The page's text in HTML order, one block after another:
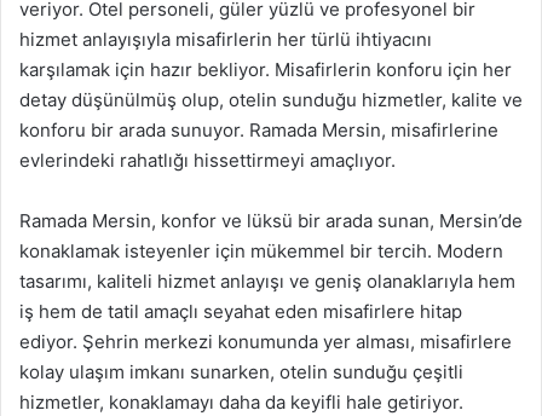
veriyor. Otel personeli, güler yüzlü ve profesyonel bir
hizmet anlayışıyla misafirlerin her türlü ihtiyacını
karşılamak için hazır bekliyor. Misafirlerin konforu için her
detay düşünülmüş olup, otelin sunduğu hizmetler, kalite ve
konforu bir arada sunuyor. Ramada Mersin, misafirlerine
evlerindeki rahatlığı hissettirmeyi amaçlıyor.
Ramada Mersin, konfor ve lüksü bir arada sunan, Mersin’de
konaklamak isteyenler için mükemmel bir tercih. Modern
tasarımı, kaliteli hizmet anlayışı ve geniş olanaklarıyla hem
iş hem de tatil amaçlı seyahat eden misafirlere hitap
ediyor. Şehrin merkezi konumunda yer alması, misafirlere
kolay ulaşım imkanı sunarken, otelin sunduğu çeşitli
hizmetler, konaklamayı daha da keyifli hale getiriyor.